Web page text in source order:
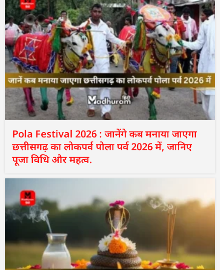
Pola Festival 2026 : जानेंगे कब मनाया जाएगा
छत्तीसगढ़ का लोकपर्व पोला पर्व 2026 में, जानिए
पूजा विधि और महत्व.